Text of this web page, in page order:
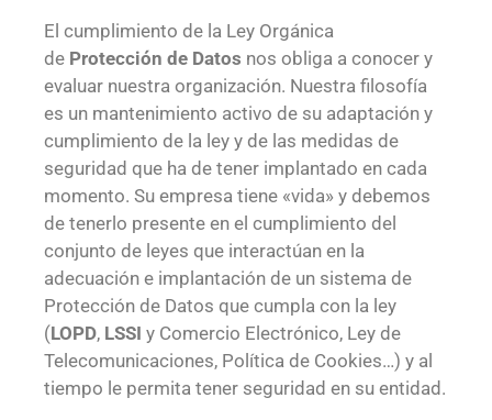
El cumplimiento de la Ley Orgánica
de Protección de Datos nos obliga a conocer y
evaluar nuestra organización. Nuestra filosofía
es un mantenimiento activo de su adaptación y
cumplimiento de la ley y de las medidas de
seguridad que ha de tener implantado en cada
momento. Su empresa tiene «vida» y debemos
de tenerlo presente en el cumplimiento del
conjunto de leyes que interactúan en la
adecuación e implantación de un sistema de
Protección de Datos que cumpla con la ley
(LOPD, LSSI y Comercio Electrónico, Ley de
Telecomunicaciones, Política de Cookies…) y al
tiempo le permita tener seguridad en su entidad.